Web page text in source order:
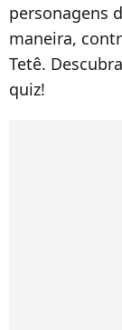
personagens
maneira,
Tetê.
quiz!